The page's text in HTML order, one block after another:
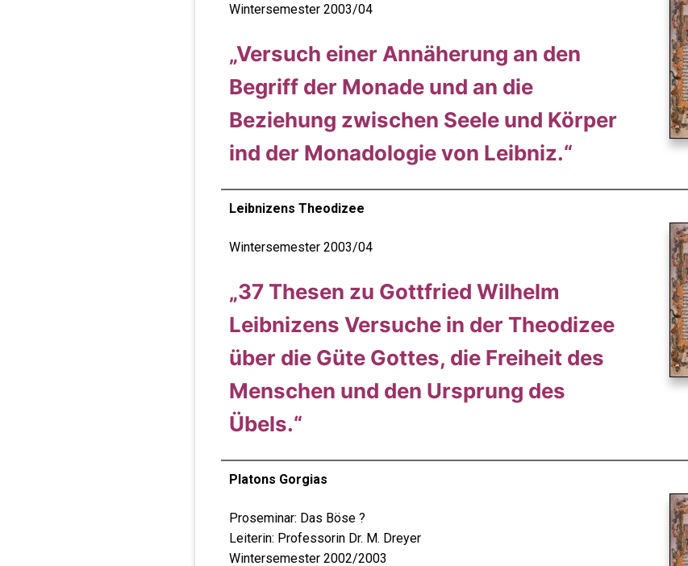
Wintersemester 2003/04
„Versuch einer Annäherung an den
Begriff der Monade und an die
Beziehung zwischen Seele und Körper
ind der Monadologie von Leibniz.“
Leibnizens Theodizee
Wintersemester 2003/04
„37 Thesen zu Gottfried Wilhelm
Leibnizens Versuche in der Theodizee
über die Güte Gottes, die Freiheit des
Menschen und den Ursprung des
Übels.“
Platons Gorgias
Proseminar: Das Böse ?
Leiterin: Professorin Dr. M. Dreyer
Wintersemester 2002/2003